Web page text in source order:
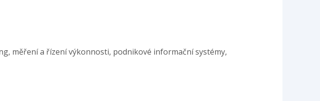
měření a řízení výkonnosti, podnikové informační systémy,